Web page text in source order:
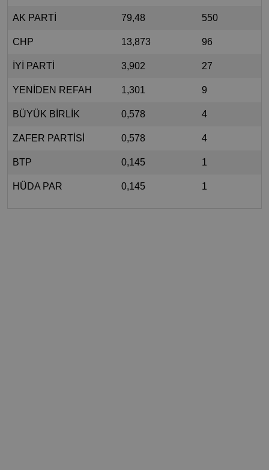
AK PARTİ 79,48 550
CHP 13,873 96
İYİ PARTİ 3,902 27
YENİDEN REFAH 1,301 9
BÜYÜK BİRLİK 0,578 4
ZAFER PARTİSİ 0,578 4
BTP 0,145 1
HÜDA PAR 0,145 1